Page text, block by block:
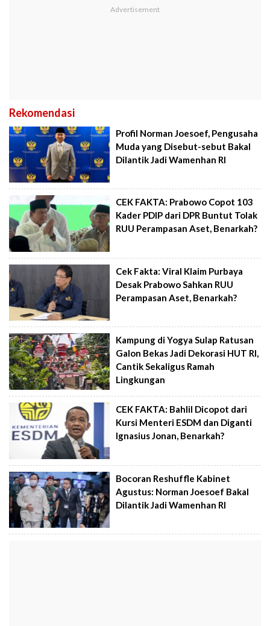
Rekomendasi
Profil Norman Joesoef, Pengusaha
Muda yang Disebut-sebut Bakal
Dilantik Jadi Wamenhan RI
CEK FAKTA: Prabowo Copot 103
Kader PDIP dari DPR Buntut Tolak
RUU Perampasan Aset, Benarkah?
Cek Fakta: Viral Klaim Purbaya
Desak Prabowo Sahkan RUU
Perampasan Aset, Benarkah?
Kampung di Yogya Sulap Ratusan
Galon Bekas Jadi Dekorasi HUT RI,
Cantik Sekaligus Ramah
Lingkungan
CEK FAKTA: Bahlil Dicopot dari
Kursi Menteri ESDM dan Diganti
Ignasius Jonan, Benarkah?
Bocoran Reshuffle Kabinet
Agustus: Norman Joesoef Bakal
Dilantik Jadi Wamenhan RI